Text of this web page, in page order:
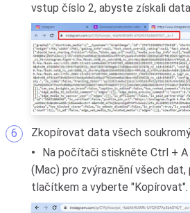
vstup číslo 2, abyste získali
Zkopírovat data všech
Na počítači stiskněte Ctrl +
(Mac) pro zvýraznění všech
tlačítkem a vyberte "Kopírovat".